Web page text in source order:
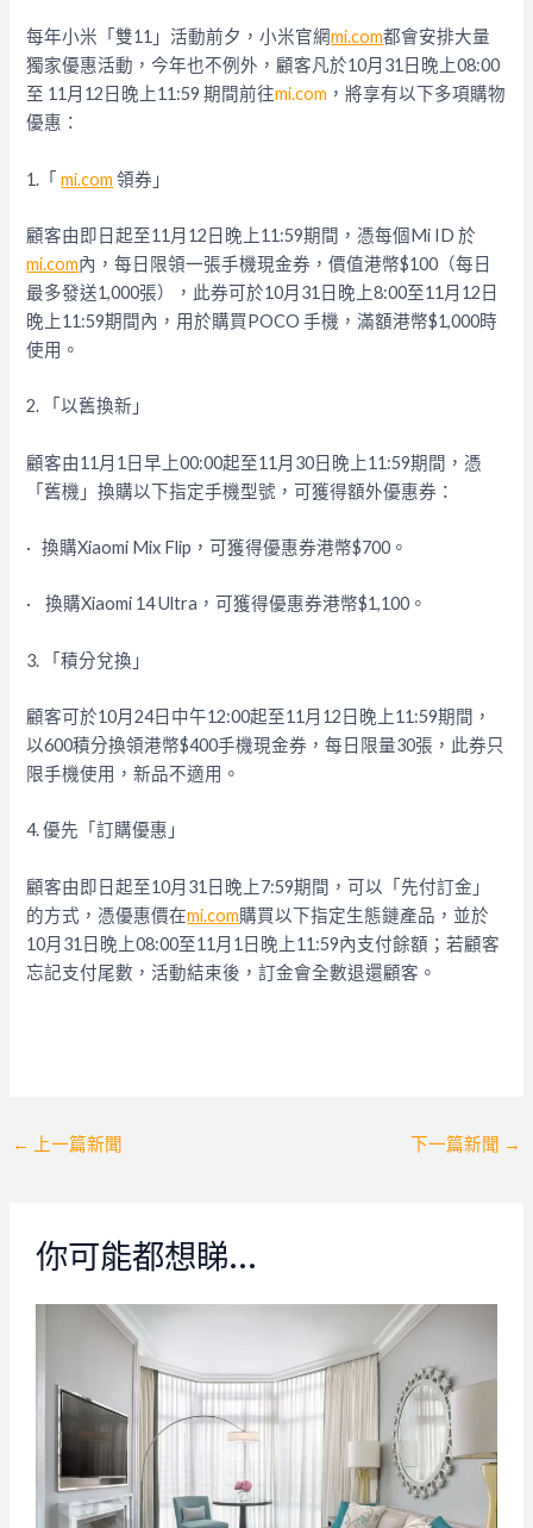
每年小米「雙11」活動前夕，小米官網mi.com都會安排大量
獨家優惠活動，今年也不例外，顧客凡於10月31日晚上08:00
至 11月12日晚上11:59 期間前往mi.com ，將享有以下多項購物
優惠：
1.「mi.com 領券」
顧客由即日起至11月12日晚上11:59期間，憑每個Mi ID 於
mi.com內，每日限領一張手機現金券，價值港幣$100（每日
最多發送1,000張），此券可於10月31日晚上8:00至11月12日
晚上11:59期間內，用於購買POCO 手機，滿額港幣$1,000時
使用。
2. 「以舊換新」
顧客由11月1日早上00:00起至11月30日晚上11:59期間，憑
「舊機」換購以下指定手機型號，可獲得額外優惠券：
· 換購Xiaomi Mix Flip，可獲得優惠券港幣$700。
· 換購Xiaomi 14 Ultra，可獲得優惠券港幣$1,100。
3. 「積分兌換」
顧客可於10月24日中午12:00起至11月12日晚上11:59期間，
以600積分換領港幣$400手機現金券，每日限量30張，此券只
限手機使用，新品不適用。
4. 優先「訂購優惠」
顧客由即日起至10月31日晚上7:59期間，可以「先付訂金」
的方式，憑優惠價在mi.com購買以下指定生態鏈產品， 並於
10月31日晚上08:00至11月1日晚上11:59內支付餘額；若顧客
忘記支付尾數，活動結束後，訂金會全數退還顧客。
Post
← 上一篇新聞 下一篇新聞 →
你可能都想睇…